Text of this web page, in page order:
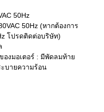
50Hz
50Hz (หากต้องการ
โปรดติดต่อบริษัท)
องมอเตอร์ : มีพัดลมท้าย
ะบายความร้อน